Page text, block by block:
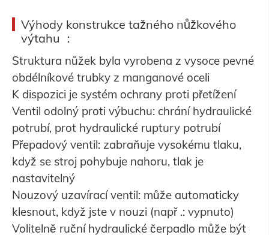
Výhody konstrukce tažného nůžkového
výtahu ：
Struktura nůžek byla vyrobena z vysoce pevné
obdélníkové trubky z manganové oceli
K dispozici je systém ochrany proti přetížení
Ventil odolný proti výbuchu: chrání hydraulické
potrubí, prot hydraulické ruptury potrubí
Přepadový ventil: zabraňuje vysokému tlaku,
když se stroj pohybuje nahoru, tlak je
nastavitelný
Nouzový uzavírací ventil: může automaticky
klesnout, když jste v nouzi (např .: vypnuto)
Volitelně ruční hydraulické čerpadlo může být